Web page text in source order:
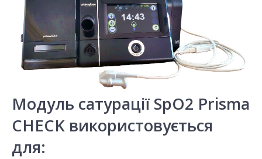
Модуль сатурації SpO2 Prisma
CHECK використовується
для: